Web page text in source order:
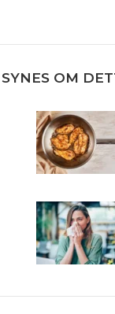
nyhed:
OM